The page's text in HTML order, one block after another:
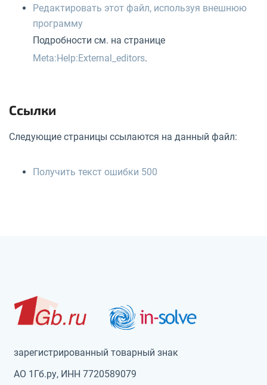
Редактировать этот файл, используя внешнюю
программу
Подробности см. на странице
Meta:Help:External_editors.
Ссылки
Следующие страницы ссылаются на данный файл:
Получить текст ошибки 500
зарегистрированный товарный знак
АО 1Гб.ру, ИНН 7720589079